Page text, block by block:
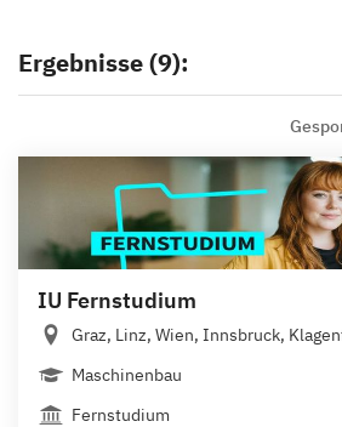
Ergebnisse (9):
IU Fernstudium
Graz, Linz, Wien, Innsbruck,
Maschinenbau
Fernstudium